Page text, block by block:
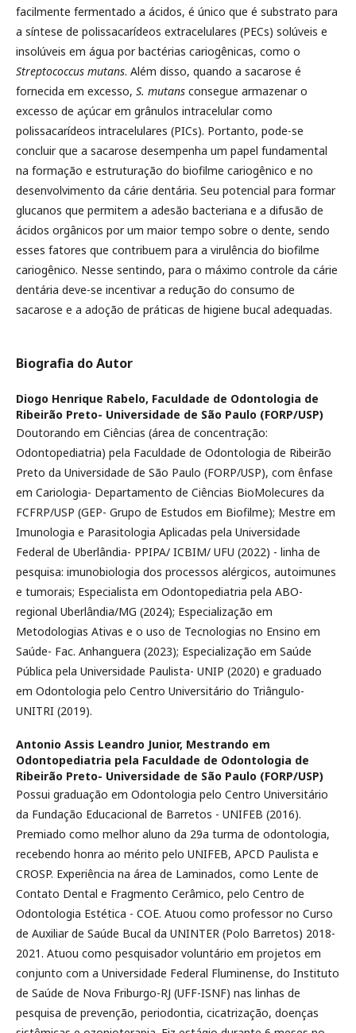
facilmente fermentado a ácidos, é único que é substrato para
a síntese de polissacarídeos extracelulares (PECs) solúveis e
insolúveis em água por bactérias cariogênicas, como o
Streptococcus mutans. Além disso, quando a sacarose é
fornecida em excesso, S. mutans consegue armazenar o
excesso de açúcar em grânulos intracelular como
polissacarídeos intracelulares (PICs). Portanto, pode-se
concluir que a sacarose desempenha um papel fundamental
na formação e estruturação do biofilme cariogênico e no
desenvolvimento da cárie dentária. Seu potencial para formar
glucanos que permitem a adesão bacteriana e a difusão de
ácidos orgânicos por um maior tempo sobre o dente, sendo
esses fatores que contribuem para a virulência do biofilme
cariogênico. Nesse sentindo, para o máximo controle da cárie
dentária deve-se incentivar a redução do consumo de
sacarose e a adoção de práticas de higiene bucal adequadas.
Biografia do Autor
Diogo Henrique Rabelo, Faculdade de Odontologia de
Ribeirão Preto- Universidade de São Paulo (FORP/USP)
Doutorando em Ciências (área de concentração:
Odontopediatria) pela Faculdade de Odontologia de Ribeirão
Preto da Universidade de São Paulo (FORP/USP), com ênfase
em Cariologia- Departamento de Ciências BioMolecures da
FCFRP/USP (GEP- Grupo de Estudos em Biofilme); Mestre em
Imunologia e Parasitologia Aplicadas pela Universidade
Federal de Uberlândia- PPIPA/ ICBIM/ UFU (2022) - linha de
pesquisa: imunobiologia dos processos alérgicos, autoimunes
e tumorais; Especialista em Odontopediatria pela ABO-
regional Uberlândia/MG (2024); Especialização em
Metodologias Ativas e o uso de Tecnologias no Ensino em
Saúde- Fac. Anhanguera (2023); Especialização em Saúde
Pública pela Universidade Paulista- UNIP (2020) e graduado
em Odontologia pelo Centro Universitário do Triângulo-
UNITRI (2019).
Antonio Assis Leandro Junior, Mestrando em
Odontopediatria pela Faculdade de Odontologia de
Ribeirão Preto- Universidade de São Paulo (FORP/USP)
Possui graduação em Odontologia pelo Centro Universitário
da Fundação Educacional de Barretos - UNIFEB (2016).
Premiado como melhor aluno da 29a turma de odontologia,
recebendo honra ao mérito pelo UNIFEB, APCD Paulista e
CROSP. Experiência na área de Laminados, como Lente de
Contato Dental e Fragmento Cerâmico, pelo Centro de
Odontologia Estética - COE. Atuou como professor no Curso
de Auxiliar de Saúde Bucal da UNINTER (Polo Barretos) 2018-
2021. Atuou como pesquisador voluntário em projetos em
conjunto com a Universidade Federal Fluminense, do Instituto
de Saúde de Nova Friburgo-RJ (UFF-ISNF) nas linhas de
pesquisa de prevenção, periodontia, cicatrização, doenças